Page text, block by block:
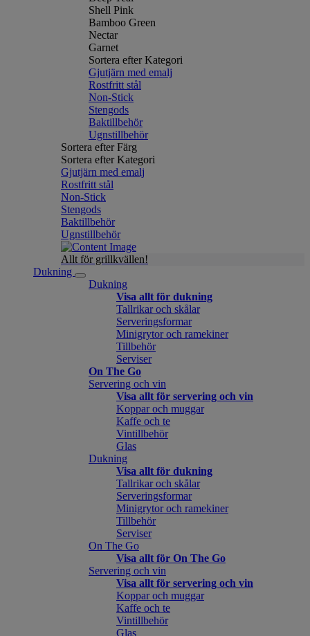
Shell Pink
Bamboo Green
Nectar
Garnet
Sortera efter Kategori
Gjutjärn med emalj
Rostfritt stål
Non-Stick
Stengods
Baktillbehör
Ugnstillbehör
Sortera efter Färg
Sortera efter Kategori
Gjutjärn med emalj
Rostfritt stål
Non-Stick
Stengods
Baktillbehör
Ugnstillbehör
Allt för grillkvällen!
Dukning
Dukning
Visa allt för dukning
Tallrikar och skålar
Serveringsformar
Minigrytor och ramekiner
Tillbehör
Serviser
On The Go
Servering och vin
Visa allt för servering och vin
Koppar och muggar
Kaffe och te
Vintillbehör
Glas
Dukning
Visa allt för dukning
Tallrikar och skålar
Serveringsformar
Minigrytor och ramekiner
Tillbehör
Serviser
On The Go
Visa allt för On The Go
Servering och vin
Visa allt för servering och vin
Koppar och muggar
Kaffe och te
Vintillbehör
Glas